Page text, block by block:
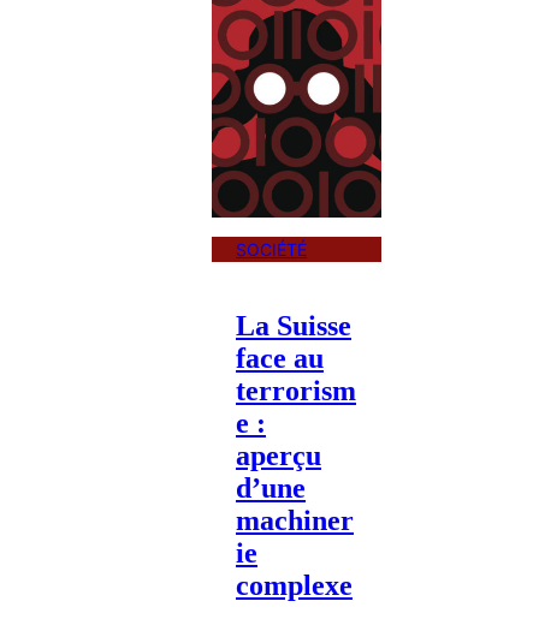
SOCIÉTÉ
La Suisse
face au
terrorism
e :
aperçu
d’une
machiner
ie
complexe